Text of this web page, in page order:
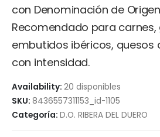
con Denominación de
Recomendado para carnes,
embutidos ibéricos, quesos
con intensidad.
Availability: 20 disponibles
SKU: 8436557311153_id-1105
Categoría: D.O. RIBERA DEL DUERO